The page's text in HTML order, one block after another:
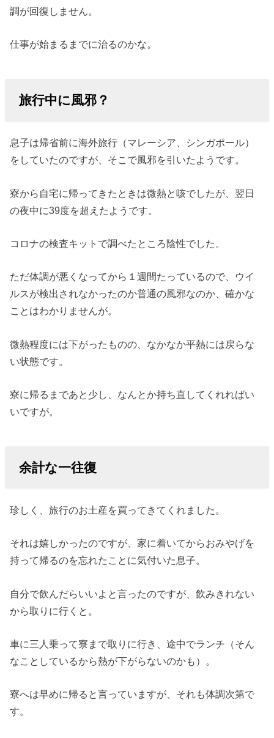
調が回復しません。
仕事が始まるまでに治るのかな。
旅行中に風邪？
息子は帰省前に海外旅行（マレーシア、シンガポール）
をしていたのですが、そこで風邪を引いたようです。
寮から自宅に帰ってきたときは微熱と咳でしたが、翌日
の夜中に39度を超えたようです。
コロナの検査キットで調べたところ陰性でした。
ただ体調が悪くなってから１週間たっているので、ウイ
ルスが検出されなかったのか普通の風邪なのか、確かな
ことはわかりませんが。
微熱程度には下がったものの、なかなか平熱には戻らな
い状態です。
寮に帰るまであと少し、なんとか持ち直してくれればい
いですが。
余計な一往復
珍しく、旅行のお土産を買ってきてくれました。
それは嬉しかったのですが、家に着いてからおみやげを
持って帰るのを忘れたことに気付いた息子。
自分で飲んだらいいよと言ったのですが、飲みきれない
から取りに行くと。
車に三人乗って寮まで取りに行き、途中でランチ（そん
なことしているから熱が下がらないのかも）。
寮へは早めに帰ると言っていますが、それも体調次第で
す。